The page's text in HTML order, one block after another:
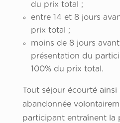
du prix total ;
entre 14 et 8 jours
prix total ;
moins de 8 jours
présentation du
100% du prix total.
Tout séjour écourté
abandonnée
participant entraînent la